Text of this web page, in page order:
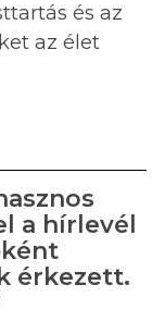
és az
az élet
a hírlevél
érkezett.